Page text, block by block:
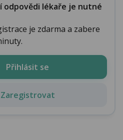
odpovědi lékaře je nutné
je zdarma a zabere
Přihlásit se
Zaregistrovat